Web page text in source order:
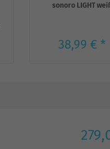
sonoro LIGHT
38,99 € *